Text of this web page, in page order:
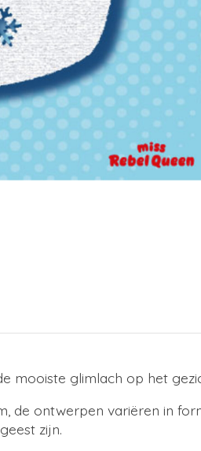
mooiste glimlach op het
de ontwerpen variëren in
zijn.